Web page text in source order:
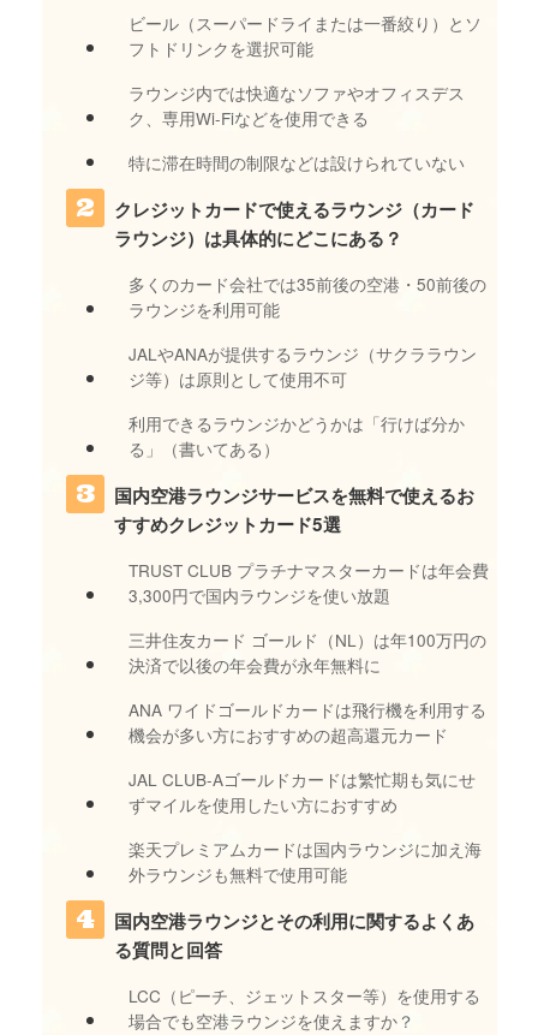
ビール（スーパードライまたは一番絞り）とソ
フトドリンクを選択可能
ラウンジ内では快適なソファやオフィスデス
ク、専用Wi-Fiなどを使用できる
特に滞在時間の制限などは設けられていない
クレジットカードで使えるラウンジ（カード
ラウンジ）は具体的にどこにある？
多くのカード会社では35前後の空港・50前後の
ラウンジを利用可能
JALやANAが提供するラウンジ（サクララウン
ジ等）は原則として使用不可
利用できるラウンジかどうかは「行けば分か
る」（書いてある）
国内空港ラウンジサービスを無料で使えるお
すすめクレジットカード5選
TRUST CLUB プラチナマスターカードは年会費
3,300円で国内ラウンジを使い放題
三井住友カード ゴールド（NL）は年100万円の
決済で以後の年会費が永年無料に
ANA ワイドゴールドカードは飛行機を利用する
機会が多い方におすすめの超高還元カード
JAL CLUB-Aゴールドカードは繁忙期も気にせ
ずマイルを使用したい方におすすめ
楽天プレミアムカードは国内ラウンジに加え海
外ラウンジも無料で使用可能
国内空港ラウンジとその利用に関するよくあ
る質問と回答
LCC（ピーチ、ジェットスター等）を使用する
場合でも空港ラウンジを使えますか？